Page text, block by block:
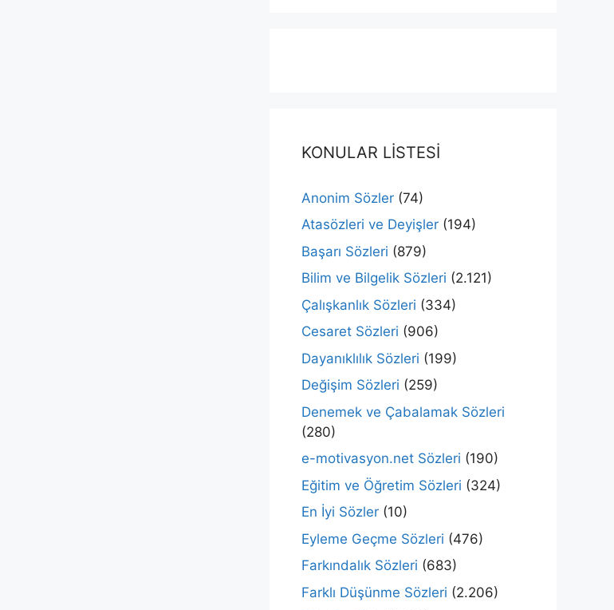
KONULAR LİSTESİ
Anonim Sözler (74)
Atasözleri ve Deyişler (194)
Başarı Sözleri (879)
Bilim ve Bilgelik Sözleri (2.121)
Çalışkanlık Sözleri (334)
Cesaret Sözleri (906)
Dayanıklılık Sözleri (199)
Değişim Sözleri (259)
Denemek ve Çabalamak Sözleri
(280)
e-motivasyon.net Sözleri (190)
Eğitim ve Öğretim Sözleri (324)
En İyi Sözler (10)
Eyleme Geçme Sözleri (476)
Farkındalık Sözleri (683)
Farklı Düşünme Sözleri (2.206)